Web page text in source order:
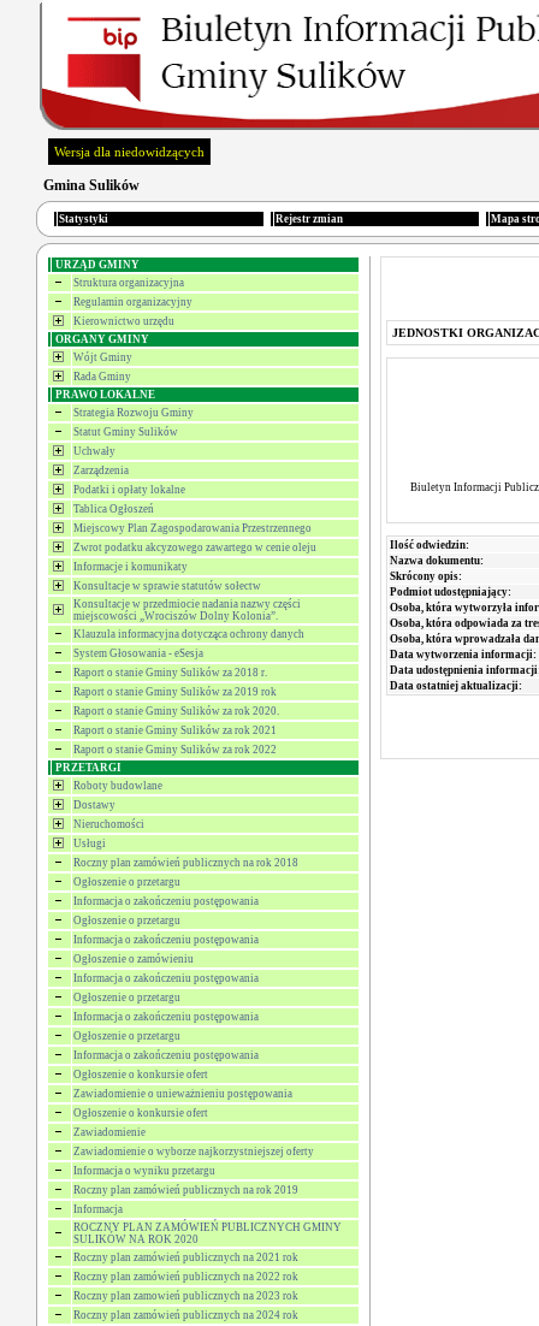
Wersja dla niedowidzących
Gmina Sulików
Statystyki Rejestr zmian Mapa
URZĄD GMINY
Struktura organizacyjna
Regulamin organizacyjny
Kierownictwo urzędu
ORGANY GMINY
Wójt Gminy
Rada Gminy
PRAWO LOKALNE
Strategia Rozwoju Gminy
Statut Gminy Sulików
Uchwały
Zarządzenia
Podatki i opłaty lokalne
Tablica Ogłoszeń
Miejscowy Plan Zagospodarowania Przestrzennego
Zwrot podatku akcyzowego zawartego w cenie oleju
Informacje i komunikaty
Konsultacje w sprawie statutów sołectw
Konsultacje w przedmiocie nadania nazwy części
miejscowości „Wrociszów Dolny Kolonia”.
Klauzula informacyjna dotycząca ochrony danych
System Głosowania - eSesja
Raport o stanie Gminy Sulików za 2018 r.
Raport o stanie Gminy Sulików za 2019 rok
Raport o stanie Gminy Sulików za rok 2020.
Raport o stanie Gminy Sulików za rok 2021
Raport o stanie Gminy Sulików za rok 2022
PRZETARGI
Roboty budowlane
Dostawy
Nieruchomości
Usługi
Roczny plan zamówień publicznych na rok 2018
Ogłoszenie o przetargu
Informacja o zakończeniu postępowania
Ogłoszenie o przetargu
Informacja o zakończeniu postępowania
Ogłoszenie o zamówieniu
Informacja o zakończeniu postępowania
Ogłoszenie o przetargu
Informacja o zakończeniu postępowania
Ogłoszenie o przetargu
Informacja o zakończeniu postępowania
Ogłoszenie o konkursie ofert
Zawiadomienie o unieważnieniu postępowania
Ogłoszenie o konkursie ofert
Zawiadomienie
Zawiadomienie o wyborze najkorzystniejszej oferty
Informacja o wyniku przetargu
Roczny plan zamówień publicznych na rok 2019
Informacja
ROCZNY PLAN ZAMÓWIEŃ PUBLICZNYCH GMINY
SULIKÓW NA ROK 2020
Roczny plan zamówień publicznych na 2021 rok
Roczny plan zamówień publicznych na 2022 rok
Roczny plan zamowień publicznych na 2023 rok
Roczny plan zamówień publicznych na 2024 rok
JEDNOSTKI
Biuletyn Informacji
Ilość odwiedzin:
Nazwa dokumentu:
Skrócony opis:
Podmiot udostępniający:
Osoba, która wytworzyła
Osoba, która odpowiada za
Osoba, która wprowadzała
Data wytworzenia informacji:
Data udostępnienia
Data ostatniej aktualizacji: